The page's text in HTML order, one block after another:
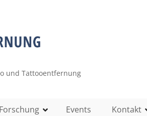
und Tattooentfernung
Events Kontakt